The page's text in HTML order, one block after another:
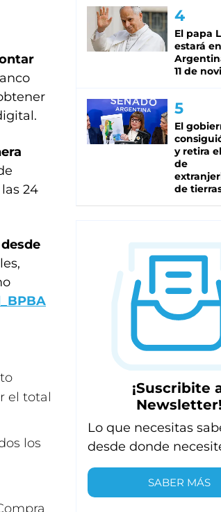
24
el total
los
El papa
estará
11 de
El
y retira
de
de
¡Suscribite
Newsletter!
Lo que necesitas
desde donde
SABER MÁS